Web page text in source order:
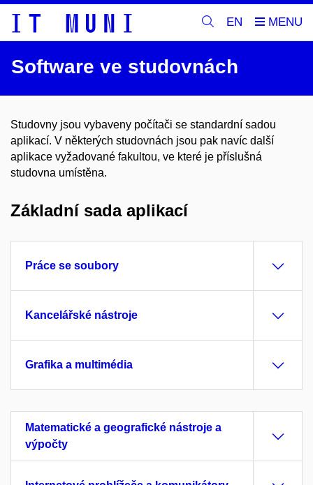
EN
Software ve studovnách
Studovny jsou vybaveny počítači se standardní sadou
aplikací. V některých studovnách jsou pak navíc další
aplikace vyžadované fakultou, ve které je příslušná
studovna umístěna.
Základní sada aplikací
Práce se soubory
Kancelářské nástroje
Grafika a multimédia
Matematické a geografické nástroje a
výpočty